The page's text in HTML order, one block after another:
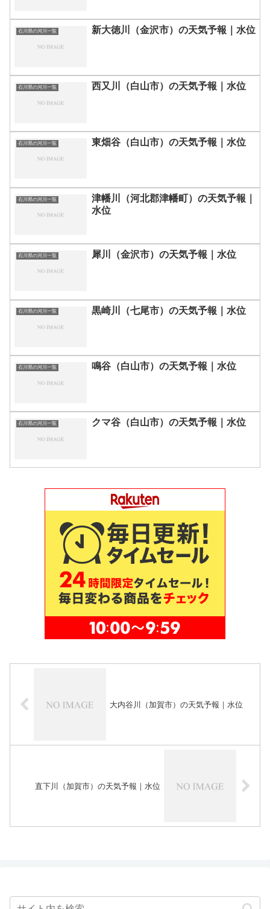
石川県の河川一覧 新大徳川（金沢市）の天気予報｜水位
石川県の河川一覧 西又川（白山市）の天気予報｜水位
石川県の河川一覧 東畑谷（白山市）の天気予報｜水位
石川県の河川一覧
津幡川（河北郡津幡町）の天気予報｜
水位
石川県の河川一覧 犀川（金沢市）の天気予報｜水位
石川県の河川一覧 黒崎川（七尾市）の天気予報｜水位
石川県の河川一覧 鳴谷（白山市）の天気予報｜水位
石川県の河川一覧 クマ谷（白山市）の天気予報｜水位
大内谷川（加賀市）の天気予報｜水位
直下川（加賀市）の天気予報｜水位